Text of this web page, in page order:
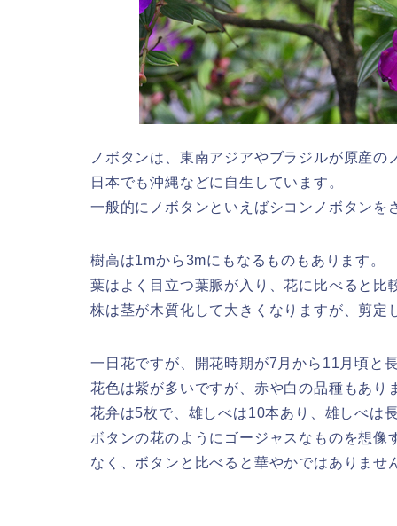
ノボタンは、東南アジアやブラジルが原産
日本でも沖縄などに自生しています。
一般的にノボタンといえばシコンノボタンを
樹高は1mから3mにもなるものもあります。
葉はよく目立つ葉脈が入り、花に比べると比
株は茎が木質化して大きくなりますが、剪
一日花ですが、開花時期が7月から11月頃と
花色は紫が多いですが、赤や白の品種もあり
花弁は5枚で、雄しべは10本あり、雄しべは
ボタンの花のようにゴージャスなものを想
なく、ボタンと比べると華やかではありませ